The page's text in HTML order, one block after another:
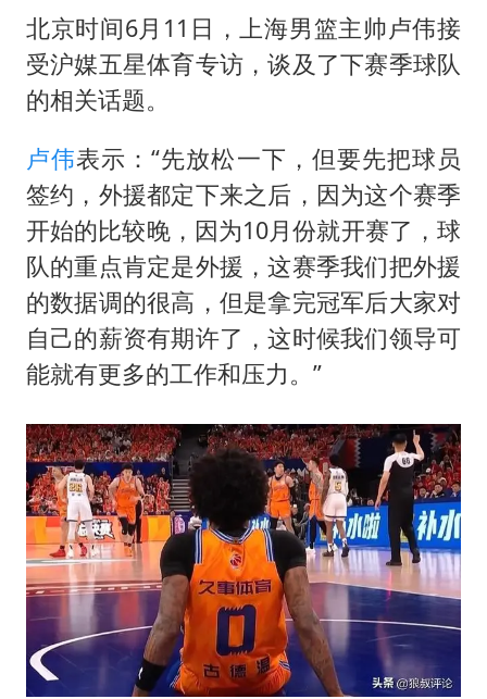
北京时间6月11日，上海男篮主帅卢伟接
受沪媒五星体育专访，谈及了下赛季球队
的相关话题。
卢伟表示：“先放松一下，但要先把球员
签约，外援都定下来之后，因为这个赛季
开始的比较晚，因为10月份就开赛了，球
队的重点肯定是外援，这赛季我们把外援
的数据调的很高，但是拿完冠军后大家对
自己的薪资有期许了，这时候我们领导可
能就有更多的工作和压力。”